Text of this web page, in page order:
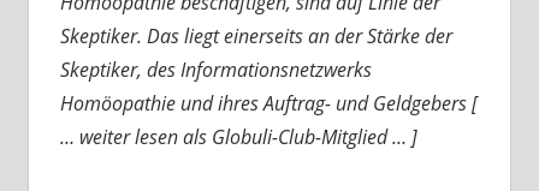
Skeptiker. Das liegt einerseits an der Stärke der
Skeptiker, des Informationsnetzwerks
Homöopathie und ihres Auftrag- und Geldgebers [
… weiter lesen als Globuli-Club-Mitglied … ]